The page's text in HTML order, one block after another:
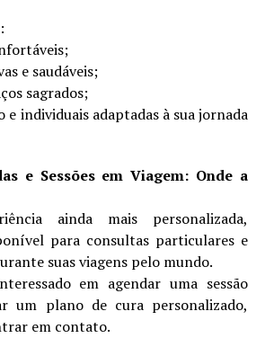
e saudáveis;
sagrados;
e individuais adaptadas à sua jornada
e Sessões em Viagem: Onde a
ainda mais personalizada,
para consultas particulares e
suas viagens pelo mundo.
em agendar uma sessão
um plano de cura personalizado,
em contato.